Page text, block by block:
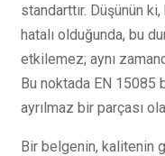
standarttır. Düşünün
hatalı olduğunda, bu
etkilemez; aynı
Bu noktada EN
ayrılmaz bir parçası
Bir belgenin, kalitenin